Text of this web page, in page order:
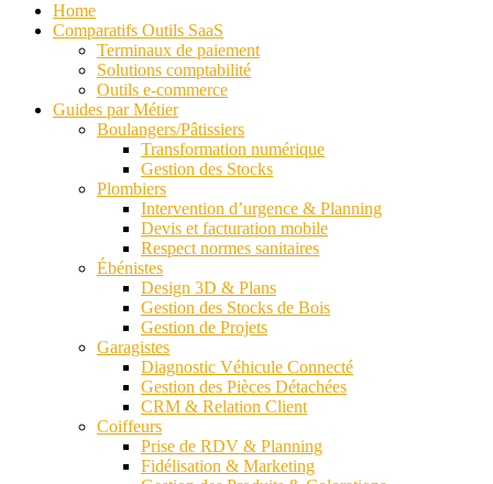
Home
Comparatifs Outils SaaS
Terminaux de paiement
Solutions comptabilité
Outils e-commerce
Guides par Métier
Boulangers/Pâtissiers
Transformation numérique
Gestion des Stocks
Plombiers
Intervention d’urgence & Planning
Devis et facturation mobile
Respect normes sanitaires
Ébénistes
Design 3D & Plans
Gestion des Stocks de Bois
Gestion de Projets
Garagistes
Diagnostic Véhicule Connecté
Gestion des Pièces Détachées
CRM & Relation Client
Coiffeurs
Prise de RDV & Planning
Fidélisation & Marketing